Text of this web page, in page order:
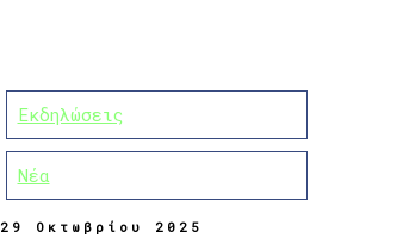
Εκδηλώσεις
Νέα
29 Οκτωβρίου 2025